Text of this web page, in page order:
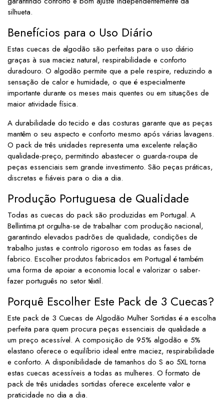
silhueta.
Benefícios para o Uso Diário
Estas cuecas de algodão são perfeitas para o uso diário
graças à sua maciez natural, respirabilidade e conforto
duradouro. O algodão permite que a pele respire, reduzindo a
sensação de calor e humidade, o que é especialmente
importante durante os meses mais quentes ou em situações de
maior atividade física.
A durabilidade do tecido e das costuras garante que as peças
mantêm o seu aspecto e conforto mesmo após várias lavagens.
O pack de três unidades representa uma excelente relação
qualidade-preço, permitindo abastecer o guarda-roupa de
peças essenciais sem grande investimento. São peças práticas,
discretas e fiáveis para o dia a dia.
Produção Portuguesa de Qualidade
Todas as cuecas do pack são produzidas em Portugal. A
Bellintima.pt orgulha-se de trabalhar com produção nacional,
garantindo elevados padrões de qualidade, condições de
trabalho justas e controlo rigoroso em todas as fases de
fabrico. Escolher produtos fabricados em Portugal é também
uma forma de apoiar a economia local e valorizar o saber-
fazer português no setor têxtil.
Porquê Escolher Este Pack de 3 Cuecas?
Este pack de 3 Cuecas de Algodão Mulher Sortidas é a escolha
perfeita para quem procura peças essenciais de qualidade a
um preço acessível. A composição de 95% algodão e 5%
elastano oferece o equilíbrio ideal entre maciez, respirabilidade
e conforto. A disponibilidade de tamanhos do S ao 5XL torna
estas cuecas acessíveis a todas as mulheres. O formato de
pack de três unidades sortidas oferece excelente valor e
praticidade no dia a dia.